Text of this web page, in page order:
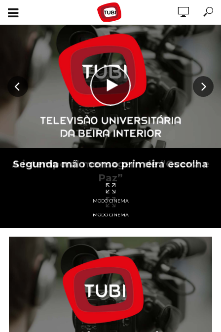
Segunda mão como primeira escolha
MODO CINEMA
A intemporal mensagem de “Guerra e
Paz”
MODO CINEMA